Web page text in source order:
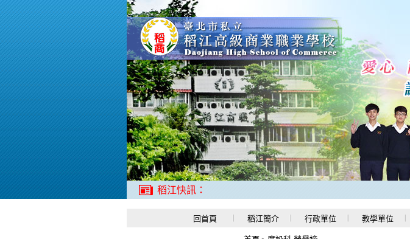
稻江快訊：
回首頁 稻江簡介 行政單位 教學單位